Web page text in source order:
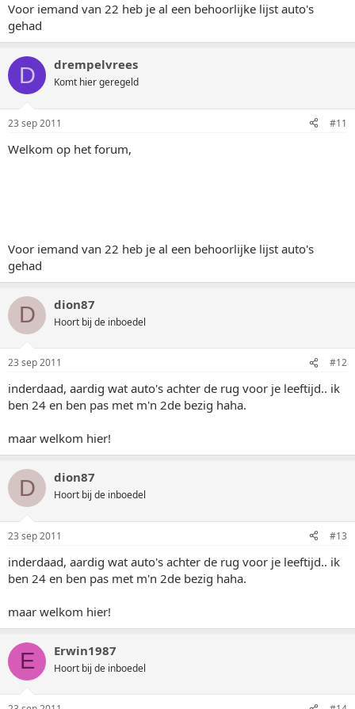
Voor iemand van 22 heb je al een behoorlijke lijst auto's
gehad
D drempelvrees
Komt hier geregeld
23 sep 2011 #11
Welkom op het forum,
Voor iemand van 22 heb je al een behoorlijke lijst auto's
gehad
D dion87
Hoort bij de inboedel
23 sep 2011 #12
inderdaad, aardig wat auto's achter de rug voor je leeftijd.. ik
ben 24 en ben pas met m'n 2de bezig haha.
maar welkom hier!
D dion87
Hoort bij de inboedel
23 sep 2011 #13
inderdaad, aardig wat auto's achter de rug voor je leeftijd.. ik
ben 24 en ben pas met m'n 2de bezig haha.
maar welkom hier!
E Erwin1987
Hoort bij de inboedel